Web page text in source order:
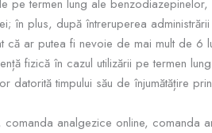
termen lung ale
plus, după întreruperea
ar putea fi nevoie de mai mult de 6
fizică în cazul utilizării pe termen
timpului său de înjumătățire
analgezice online, comanda